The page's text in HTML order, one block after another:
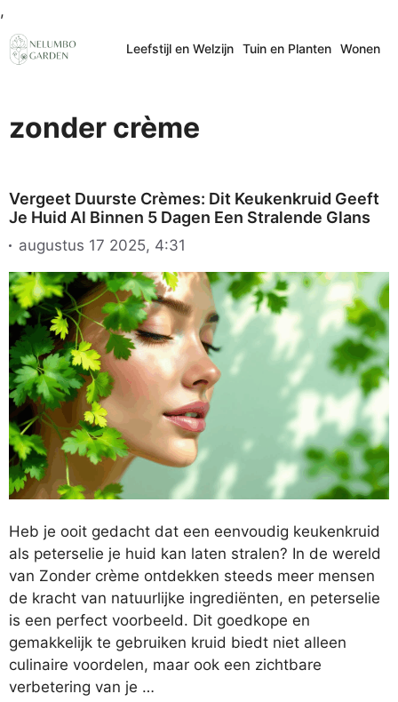
,
naar
de
Leefstijl en Welzijn Tuin en Planten Wonen
zonder crème
Vergeet Duurste Crèmes: Dit Keukenkruid Geeft
Je Huid Al Binnen 5 Dagen Een Stralende Glans
augustus 17 2025, 4:31
Heb je ooit gedacht dat een eenvoudig keukenkruid
als peterselie je huid kan laten stralen? In de wereld
van Zonder crème ontdekken steeds meer mensen
de kracht van natuurlijke ingrediënten, en peterselie
is een perfect voorbeeld. Dit goedkope en
gemakkelijk te gebruiken kruid biedt niet alleen
culinaire voordelen, maar ook een zichtbare
verbetering van je …